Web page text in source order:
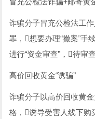
冒充公检法诈骗+邮寄黄
诈骗分子冒充公检法工
罪，想要办理“撤案”手
进行“资金审查”，待审
高价回收黄金“诱骗”
诈骗分子以高价回收黄
格，诱导受害人线下购